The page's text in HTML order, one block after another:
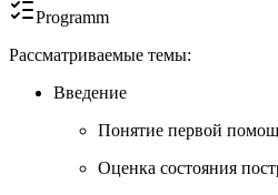
Programm
Рассматриваемые темы:
Введение
Понятие первой
Оценка состояния